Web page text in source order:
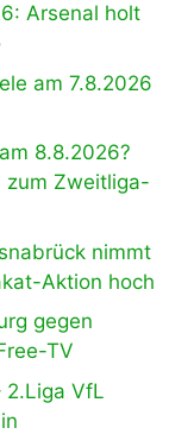
Arsenal holt
am 7.8.2026
8.8.2026?
zum Zweitliga-
nimmt
Aktion hoch
gegen
TV
2.Liga VfL